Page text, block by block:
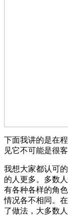
下面我讲的是在
见它不可能是很
我想大家都认可
的人更多。多数
有各种各样的角
情况各不相同。
了做法，大多数